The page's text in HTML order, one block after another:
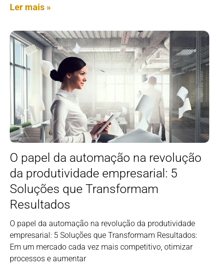
Ler mais »
O papel da automação na revolução
da produtividade empresarial: 5
Soluções que Transformam
Resultados
O papel da automação na revolução da produtividade
empresarial: 5 Soluções que Transformam Resultados:
Em um mercado cada vez mais competitivo, otimizar
processos e aumentar